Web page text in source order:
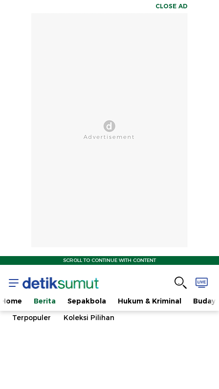
CLOSE AD
SCROLL TO CONTINUE WITH CONTENT
Home Berita Sepakbola Hukum & Kriminal
Terpopuler
Koleksi Pilihan